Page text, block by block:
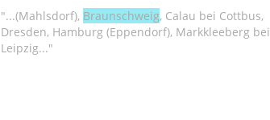
"...(Mahlsdorf), Braunschweig, Calau bei Cottbus,
Dresden, Hamburg (Eppendorf), Markkleeberg bei
Leipzig..."